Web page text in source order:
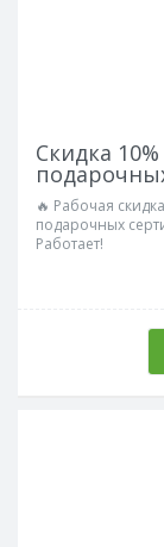
Скидка
🔥 Рабочая
подарочных
Работает!